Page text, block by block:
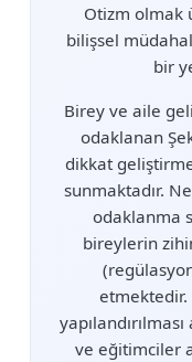
Otizm olmak
bilişsel
bir
Birey ve aile
odaklanan
dikkat
sunmaktadır.
odaklanma
bireylerin
ve eğitimciler